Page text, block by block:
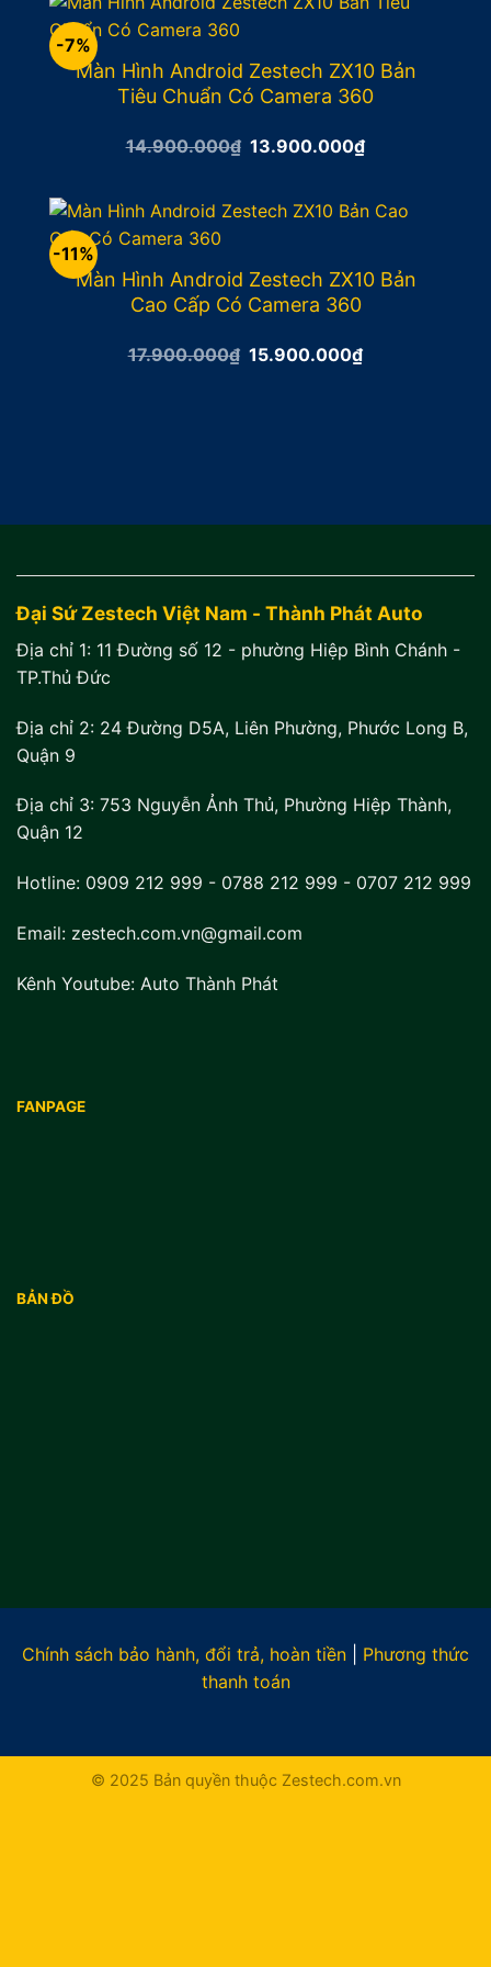
11.900.000₫.
-7%
Màn Hình Android Zestech ZX10 Bản
Tiêu Chuẩn Có Camera 360
14.900.000₫ Giá
14.900.000₫.
13.900.000₫Giá
13.900.000₫.
-11%
Màn Hình Android Zestech ZX10 Bản
Cao Cấp Có Camera 360
17.900.000₫ Giá
15.900.000₫Giá
Đại Sứ Zestech Việt Nam - Thành Phát Auto
Địa chỉ 1: 11 Đường số 12 - phường Hiệp Bình Chánh -
TP.Thủ Đức
Địa chỉ 2: 24 Đường D5A, Liên Phường, Phước Long B,
Quận 9
Địa chỉ 3: 753 Nguyễn Ảnh Thủ, Phường Hiệp Thành,
Quận 12
Hotline: 0909 212 999 - 0788 212 999 - 0707 212 999
Email: zestech.com.vn@gmail.com
Kênh Youtube: Auto Thành Phát
FANPAGE
BẢN ĐỒ
Chính sách bảo hành, đổi trả, hoàn tiền
Phương thức
thanh toán
© 2025 Bản quyền thuộc Zestech.com.vn